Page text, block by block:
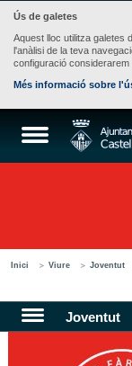
Ús de galetes
Aquest lloc utilitza galetes
l'anàlisi de la teva
configuració considerarem
Més informació sobre
Inici Viure Joventut
Joventut